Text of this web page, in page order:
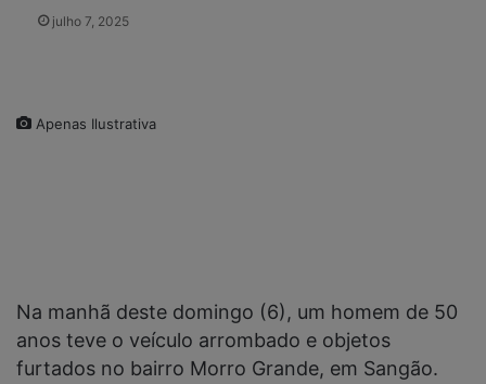
julho 7, 2025
Apenas Ilustrativa
Na manhã deste domingo (6), um homem de 50
anos teve o veículo arrombado e objetos
furtados no bairro Morro Grande, em Sangão.